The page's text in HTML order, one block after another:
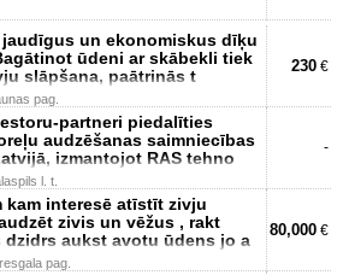
jaudīgus un ekonomiskus dīķu
ūdeni ar skābekli tiek
slāpšana, paātrinās t
pag.
230 €
partneri piedalīties
audzēšanas saimniecības
izmantojot RAS tehno
l. t.
-
kam interesē atīstīt zivju
zivis un vēžus , rakt
aukst avotu ūdens jo a
pag.
80,000 €